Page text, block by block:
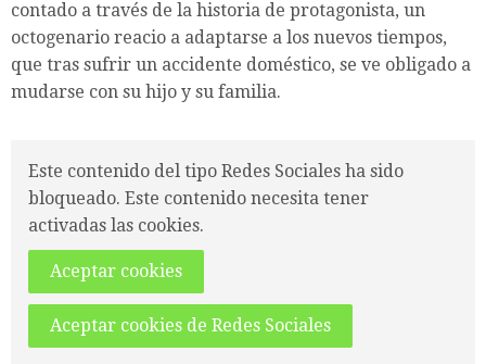
contado a través de la historia de protagonista, un
octogenario reacio a adaptarse a los nuevos tiempos,
que tras sufrir un accidente doméstico, se ve obligado a
mudarse con su hijo y su familia.
Este contenido del tipo Redes Sociales ha sido
bloqueado. Este contenido necesita tener
activadas las cookies.
Aceptar cookies
Aceptar cookies de Redes Sociales